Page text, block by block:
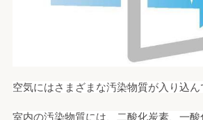
空気にはさまざまな汚染物質が入り込ん
室内の汚染物質には、二酸化炭素、一